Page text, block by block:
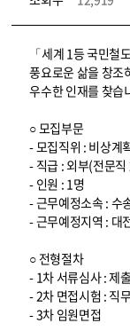
코레일소개_경영공시_채용공고 상세보기 – 내용, 파일, 담당자 연락처로 구성
「세계 1등 국민철
풍요로운 삶을 창조
우수한 인재를 찾습
○ 모집부문
- 모집직위 : 비상계
- 직급 : 외부(전문
- 인원 : 1명
- 근무예정소속 : 수
- 근무예정지역 : 대
○ 전형절차
- 1차 서류심사 : 제
- 2차 면접시험 : 직
- 3차 임원면접